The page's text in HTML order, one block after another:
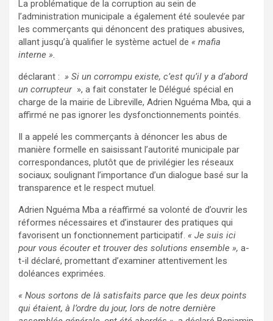
La problématique de la corruption au sein de
l’administration municipale a également été soulevée par
les commerçants qui dénoncent des pratiques abusives,
allant jusqu’à qualifier le système actuel de « mafia
interne ».
déclarant : » Si un corrompu existe, c’est qu’il y a d’abord
un corrupteur», a fait constater le Délégué spécial en
charge de la mairie de Libreville, Adrien Nguéma Mba, qui a
affirmé ne pas ignorer les dysfonctionnements pointés.
Il a appelé les commerçants à dénoncer les abus de
manière formelle en saisissant l’autorité municipale par
correspondances, plutôt que de privilégier les réseaux
sociaux; soulignant l’importance d’un dialogue basé sur la
transparence et le respect mutuel.
Adrien Nguéma Mba a réaffirmé sa volonté de d’ouvrir les
réformes nécessaires et d’instaurer des pratiques qui
favorisent un fonctionnement participatif. « Je suis ici
pour vous écouter et trouver des solutions ensemble », a-
t-il déclaré, promettant d’examiner attentivement les
doléances exprimées.
« Nous sortons de là satisfaits parce que les deux points
qui étaient, à l’ordre du jour, lors de notre dernière